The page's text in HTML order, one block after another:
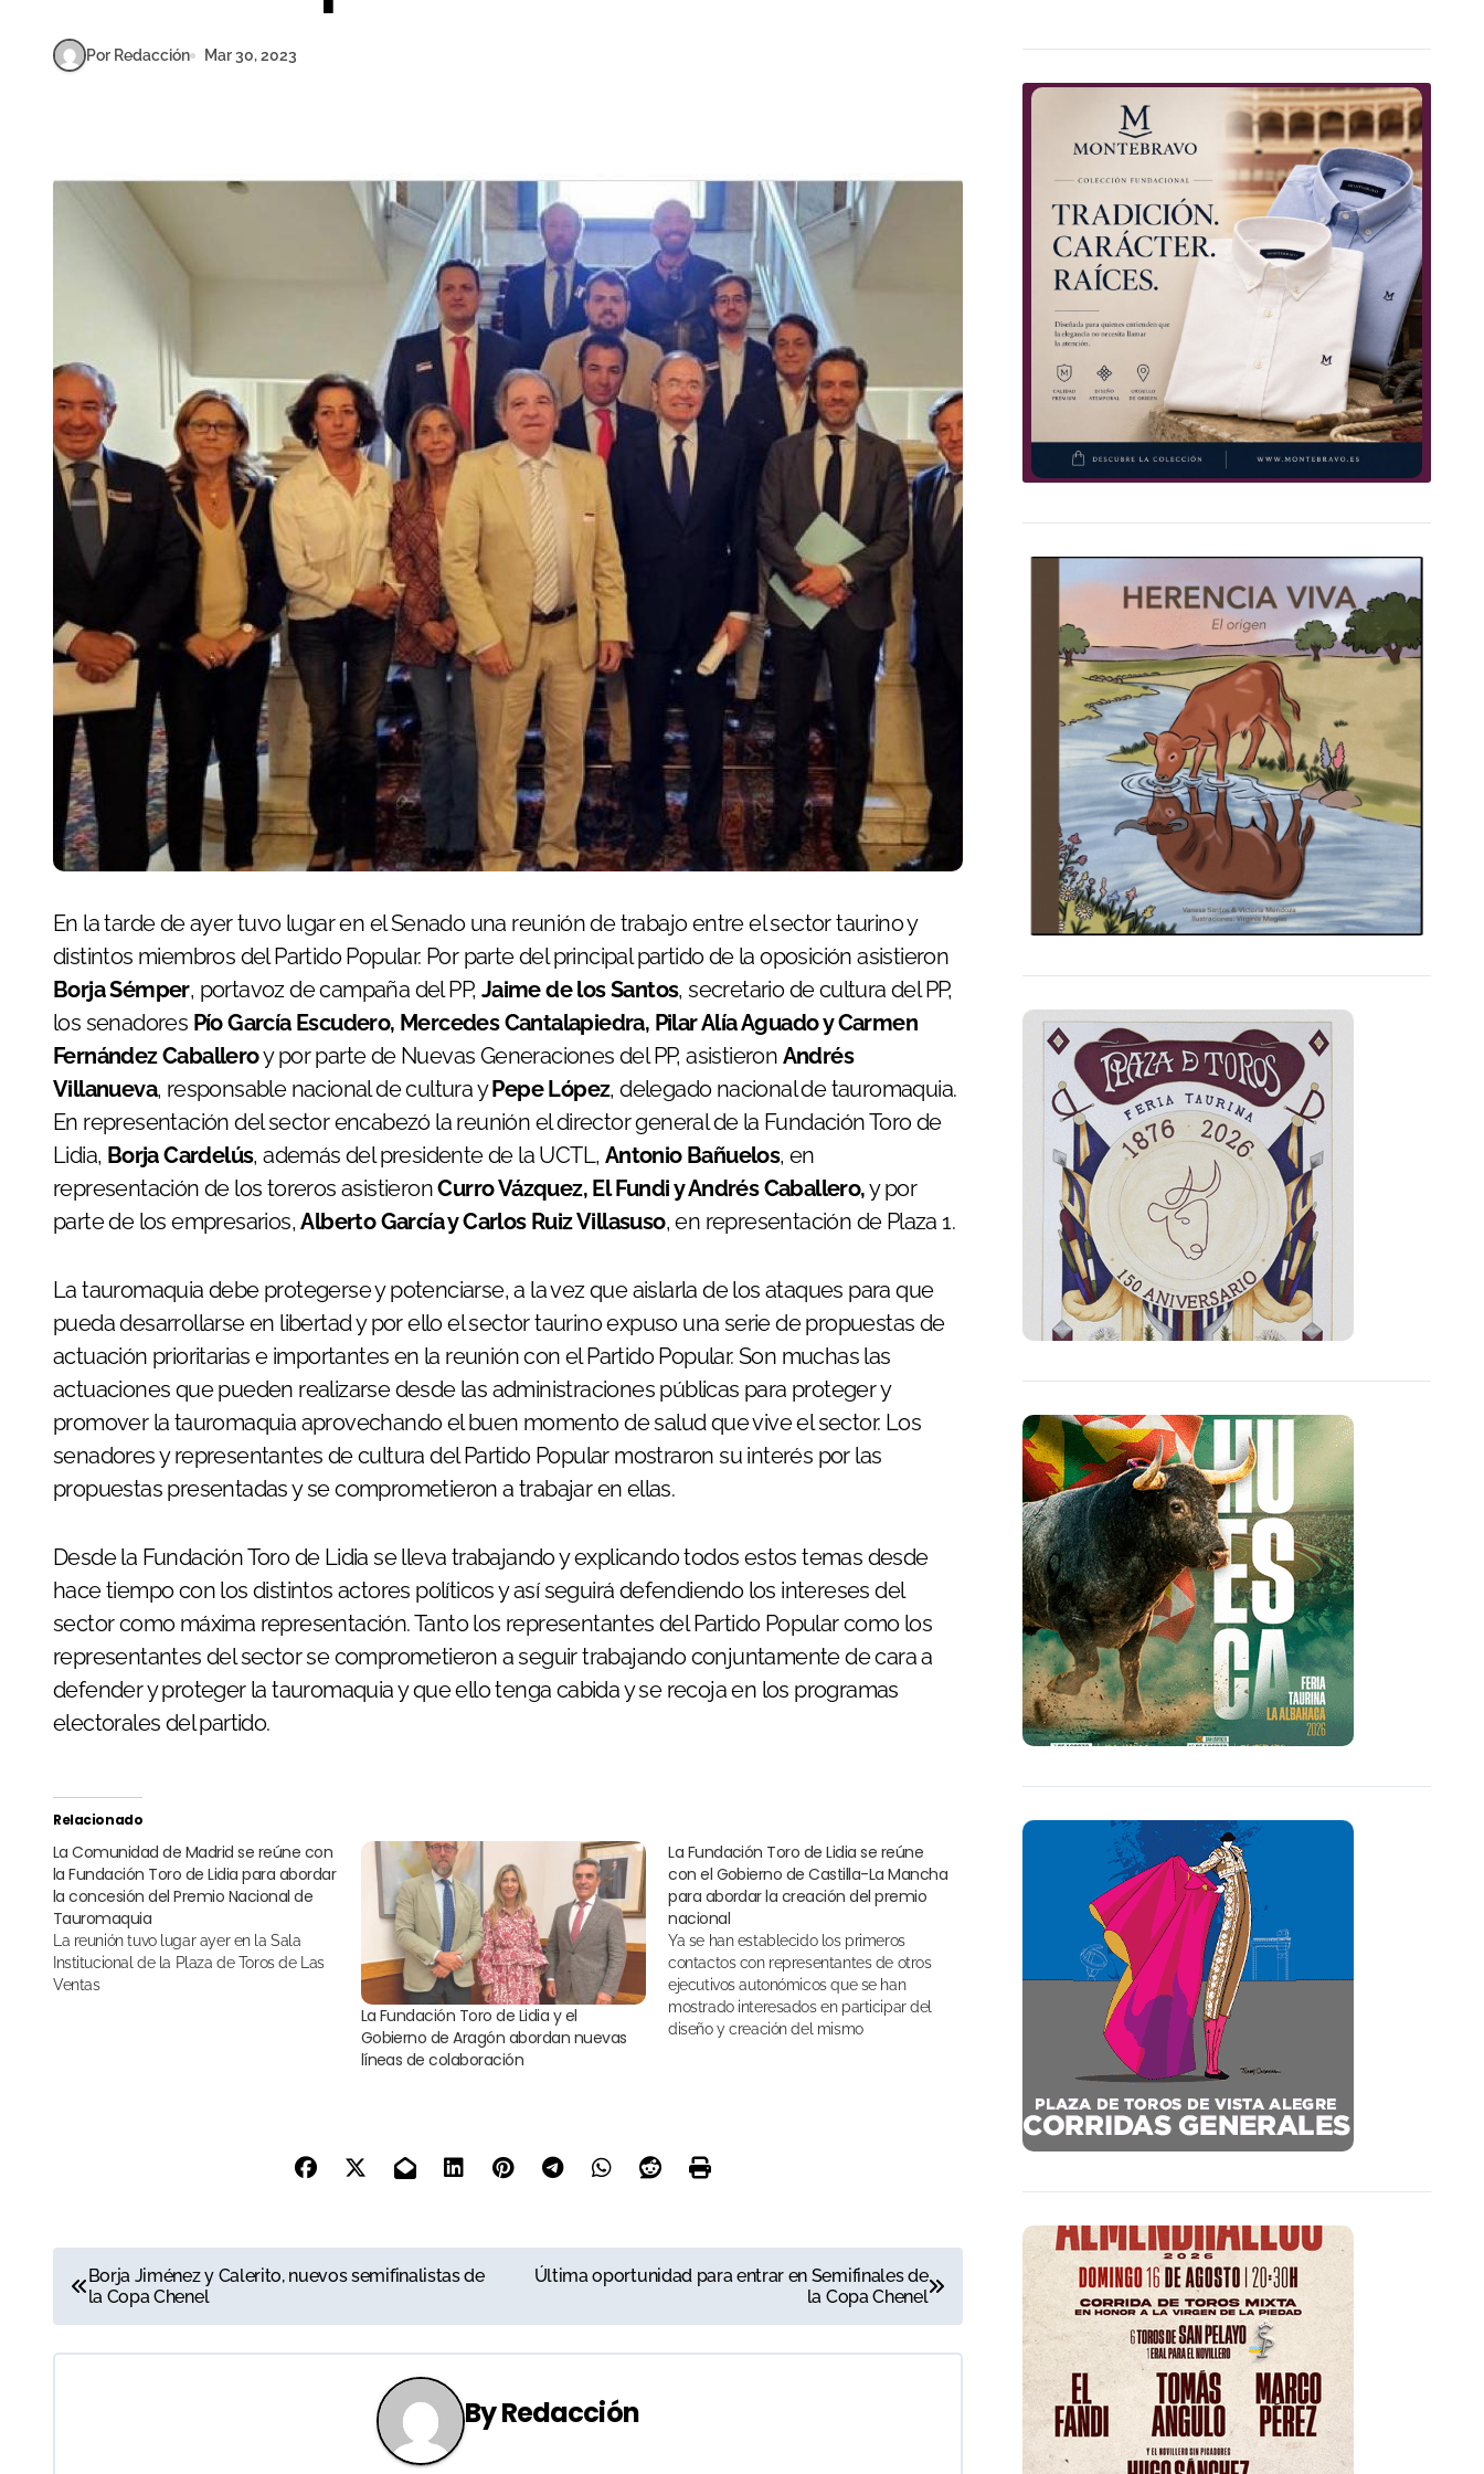
Por Redacción Mar 30, 2023
En la tarde de ayer tuvo lugar en el Senado una reunión de trabajo entre el sector taurino y
distintos miembros del Partido Popular. Por parte del principal partido de la oposición asistieron
Borja Sémper, portavoz de campaña del PP, Jaime de los Santos, secretario de cultura del PP,
los senadores Pío García Escudero, Mercedes Cantalapiedra, Pilar Alía Aguado y Carmen
Fernández Caballeroy por parte de Nuevas Generaciones del PP, asistieron Andrés
Villanueva, responsable nacional de cultura yPepe López, delegado nacional de tauromaquia.
En representación del sector encabezó la reunión el director general de la Fundación Toro de
Lidia, Borja Cardelús, además del presidente de la UCTL, Antonio Bañuelos, en
representación de los toreros asistieronCurro Vázquez, El Fundi y Andrés Caballero,y por
parte de los empresarios,Alberto García y Carlos Ruiz Villasuso, en representación de Plaza 1.
La tauromaquia debe protegerse y potenciarse, a la vez que aislarla de los ataques para que
pueda desarrollarse en libertad y por ello el sector taurino expuso una serie de propuestas de
actuación prioritarias e importantes en la reunión con el Partido Popular. Son muchas las
actuaciones que pueden realizarse desde las administraciones públicas para proteger y
promover la tauromaquia aprovechando el buen momento de salud que vive el sector. Los
senadores y representantes de cultura del Partido Popular mostraron su interés por las
propuestas presentadas y se comprometieron a trabajar en ellas.
Desde la Fundación Toro de Lidia se lleva trabajando y explicando todos estos temas desde
hace tiempo con los distintos actores políticos y así seguirá defendiendo los intereses del
sector como máxima representación. Tanto los representantes del Partido Popular como los
representantes del sector se comprometieron a seguir trabajando conjuntamente de cara a
defender y proteger la tauromaquia y que ello tenga cabida y se recoja en los programas
electorales del partido.
Relacionado
La Comunidad de Madrid se reúne con
la Fundación Toro de Lidia para abordar
la concesión del Premio Nacional de
Tauromaquia
Institucional de la Plaza de Toros de Las
Ventas
La Fundación Toro de Lidia y el
Gobierno de Aragón abordan nuevas
líneas de colaboración
La Fundación Toro de Lidia se reúne
con el Gobierno de Castilla-La Mancha
para abordar la creación del premio
nacional
Ya se han establecido los primeros
contactos con representantes de otros
ejecutivos autonómicos que se han
mostrado interesados en participar del
diseño y creación del mismo
N
a
v
Borja Jiménez y Calerito, nuevos semifinalistas de
la Copa Chenel
Última oportunidad para entrar en Semifinales de
la Copa Chenel
ByRedacción